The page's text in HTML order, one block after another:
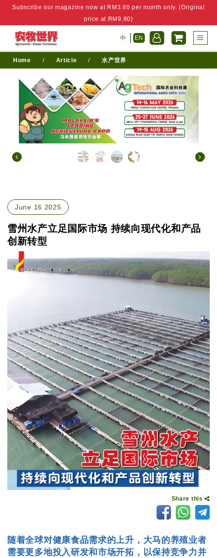
Subscribe our magazine now at RM3.80 per month only. (Original
price at RM9.80)
中 EN
Home / Article / 水产世界
June 16 2025
雪州水产立足国际市场 持续向现代化和产品
创新转型
Share this
随着全球对健康食品需求的上升，大马的养殖业者
需要更多地投入研发和市场开拓，以保持竞争力并